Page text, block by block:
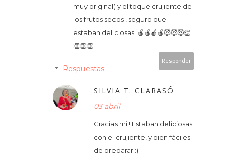
muy original) y el toque crujiente de
los frutos secos , seguro que
estaban deliciosas. 🍎🍎🍎🍎😇😇😇👏
👏👏👏
Responder
Respuestas
SILVIA T. CLARASÓ
03 abril
Gracias mil! Estaban deliciosas
con el crujiente, y bien fáciles
de preparar :)